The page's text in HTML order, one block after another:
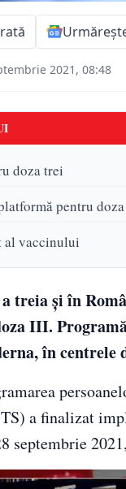
2021, 08:48
doza trei
pentru
al vaccinului
a treia şi în
III.
în centrele
a finalizat
septembrie